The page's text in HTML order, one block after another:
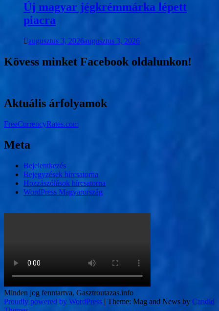
Új magyar jégkrémmárka lépett
piacra
augusztus 3, 2026augusztus 3, 2026
Kövess minket Facebook oldalunkon!
Aktuális árfolyamok
FreeCurrencyRates.com
Meta
Bejelentkezés
Bejegyzések hírcsatorna
Hozzászólások hírcsatorna
WordPress Magyarország
Minden jog fenntartva, Gasztroutazas.info
Proudly powered by WordPress | Theme: Mag and News by Candid